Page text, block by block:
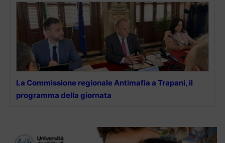
La Commissione regionale Antimafia a Trapani, il
programma della giornata